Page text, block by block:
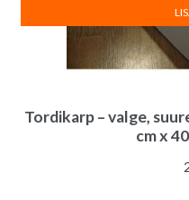
Tordikarp – valge,
cm x